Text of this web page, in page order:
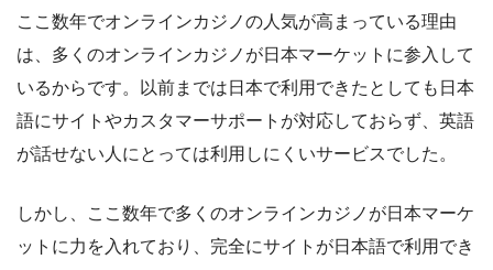
ここ数年でオンラインカジノの人気が高まっている理由
は、多くのオンラインカジノが日本マーケットに参入して
いるからです。以前までは日本で利用できたとしても日本
語にサイトやカスタマーサポートが対応しておらず、英語
が話せない人にとっては利用しにくいサービスでした。
しかし、ここ数年で多くのオンラインカジノが日本マーケ
ットに力を入れており、完全にサイトが日本語で利用でき